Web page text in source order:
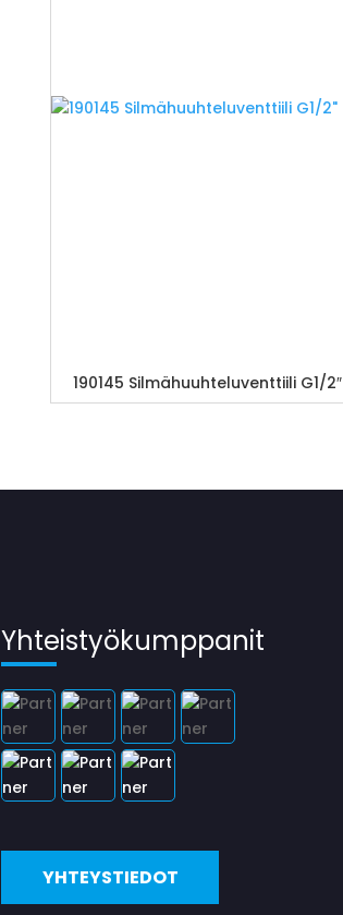
190145 Silmähuuhteluventtiili G1/2″
Yhteistyökumppanit
YHTEYSTIEDOT